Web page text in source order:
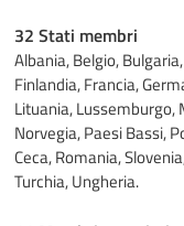
32 Stati membri
Albania, Belgio,
Finlandia, Francia,
Lituania,
Norvegia, Paesi Bassi,
Ceca, Romania,
Turchia, Ungheria.